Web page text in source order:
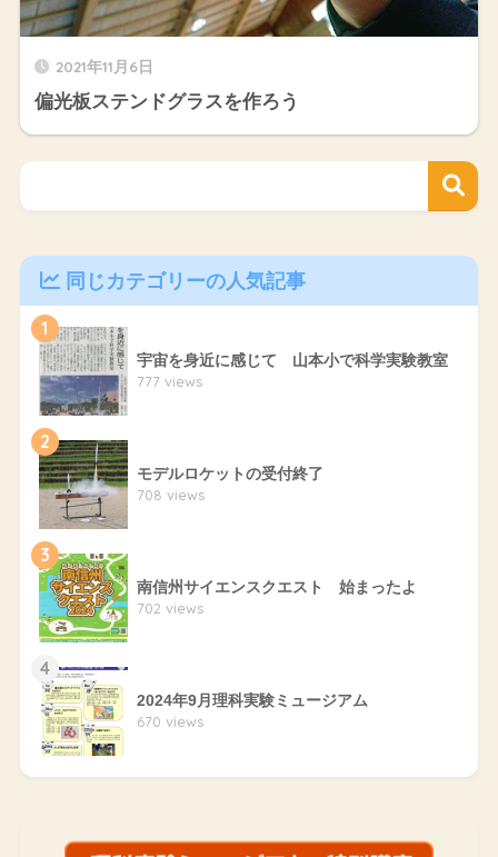
2021年11月6日
偏光板ステンドグラスを作ろう
同じカテゴリーの人気記事
1
宇宙を身近に感じて 山本小で科学実験教室
777 views
2
モデルロケットの受付終了
708 views
3
南信州サイエンスクエスト 始まったよ
702 views
4
2024年9月理科実験ミュージアム
670 views